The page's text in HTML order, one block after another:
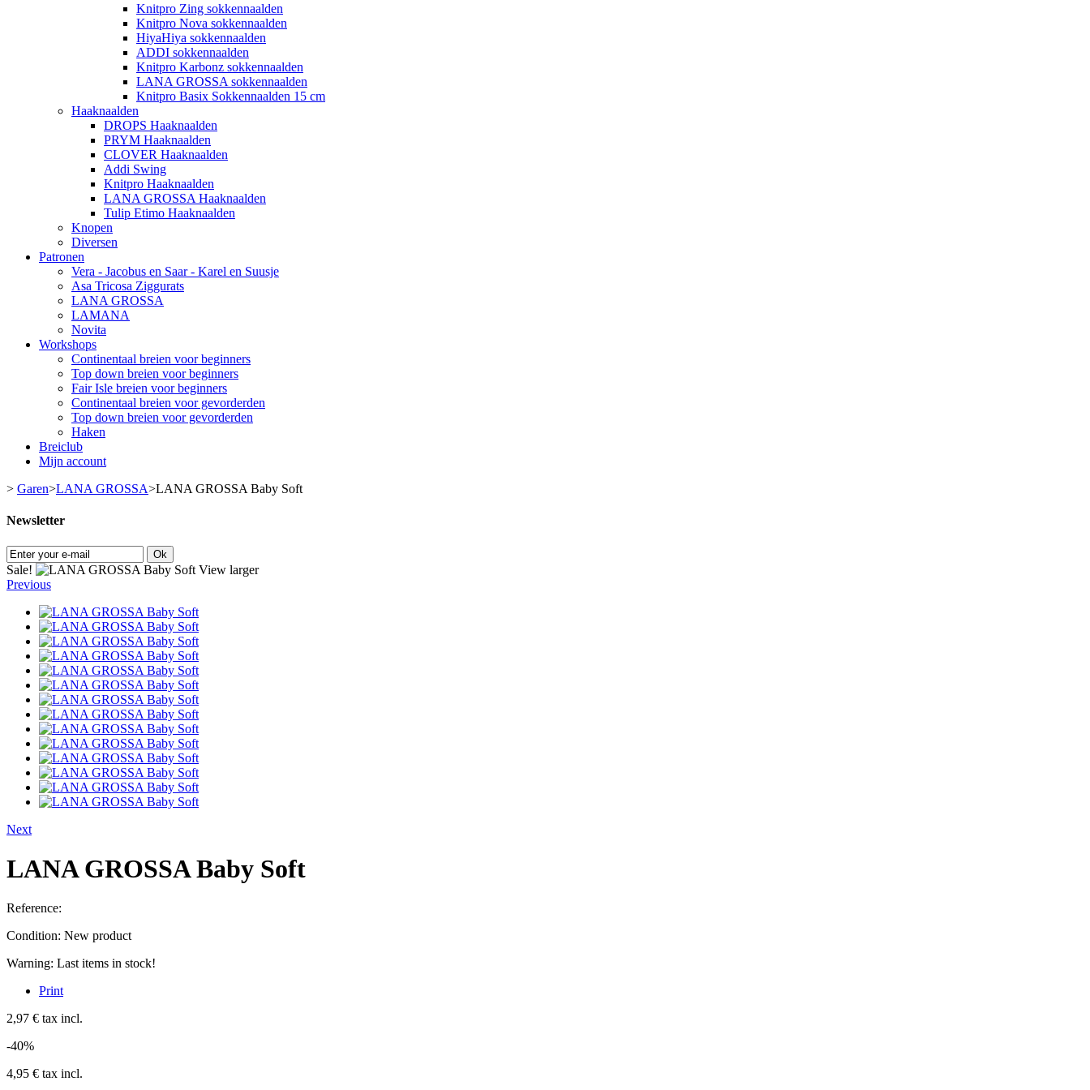
Knitpro Zing sokkennaalden
Knitpro Nova sokkennaalden
HiyaHiya sokkennaalden
ADDI sokkennaalden
Knitpro Karbonz sokkennaalden
LANA GROSSA sokkennaalden
Knitpro Basix Sokkennaalden 15 cm
Haaknaalden
DROPS Haaknaalden
PRYM Haaknaalden
CLOVER Haaknaalden
Addi Swing
Knitpro Haaknaalden
LANA GROSSA Haaknaalden
Tulip Etimo Haaknaalden
Knopen
Diversen
Patronen
Vera - Jacobus en Saar - Karel en Suusje
Asa Tricosa Ziggurats
LANA GROSSA
LAMANA
Novita
Workshops
Continentaal breien voor beginners
Top down breien voor beginners
Fair Isle breien voor beginners
Continentaal breien voor gevorderden
Top down breien voor gevorderden
Haken
Breiclub
Mijn account
> Garen>LANA GROSSA>LANA GROSSA Baby Soft
Newsletter
Ok
Sale!
View larger
Previous
Next
LANA GROSSA Baby Soft
Reference:
Condition: New product
Warning: Last items in stock!
Print
2,97 € tax incl.
-40%
4,95 € tax incl.